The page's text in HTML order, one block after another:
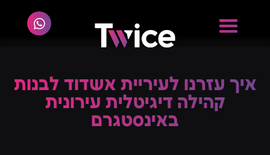
איך עזרנו לעיריית אשדוד לבנות
קהילה דיגיטלית עירונית
באינסטגרם